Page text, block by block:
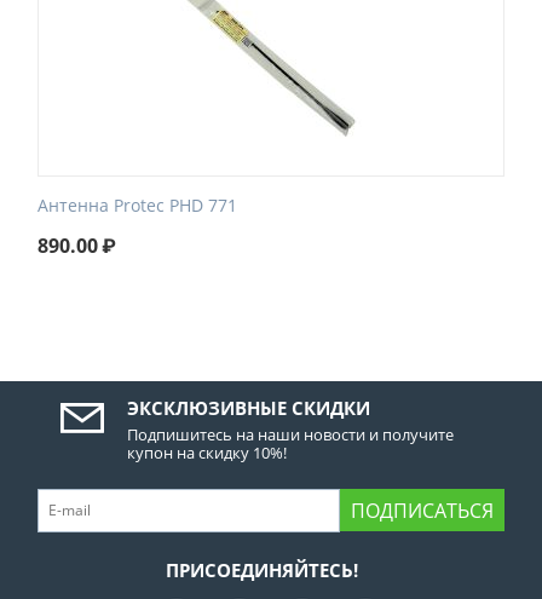
Антенна Protec PHD 771
890.00₽
ЭКСКЛЮЗИВНЫЕ СКИДКИ
Подпишитесь на наши новости и получите
купон на скидку 10%!
ПОДПИСАТЬСЯ
ПРИСОЕДИНЯЙТЕСЬ!